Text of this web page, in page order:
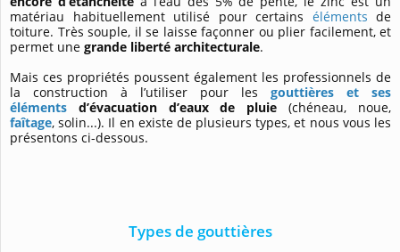
matériau habituellement utilisé pour certains éléments de
toiture. Très souple, il se laisse façonner ou plier facilement, et
permet une grande liberté architecturale.
Mais ces propriétés poussent également les professionnels de
la construction à l’utiliser pour les
gouttières et ses
éléments d’évacuation d’eaux de pluie(chéneau, noue,
faîtage, solin...). Il en existe de plusieurs types, et nous vous les
présentons ci-dessous.
Types de gouttières